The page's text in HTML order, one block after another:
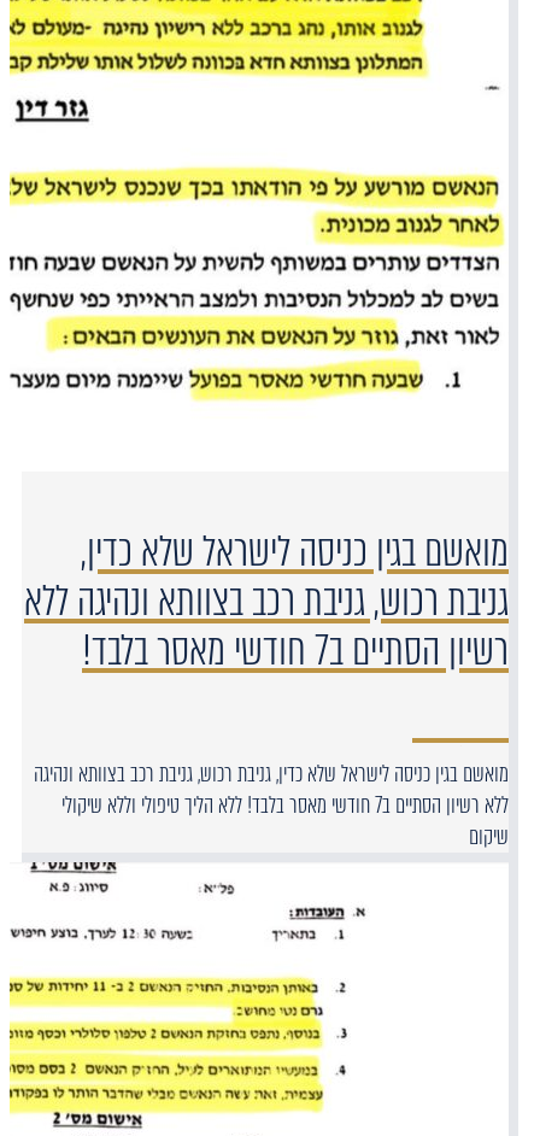
מואשם בגין כניסה לישראל שלא כדין,
גניבת רכוש, גניבת רכב בצוותא ונהיגה ללא
רשיון הסתיים ב7 חודשי מאסר בלבד!
מואשם בגין כניסה לישראל שלא כדין, גניבת רכוש, גניבת רכב בצוותא ונהיגה
ללא רשיון הסתיים ב7 חודשי מאסר בלבד! ללא הליך טיפולי וללא שיקולי
שיקום